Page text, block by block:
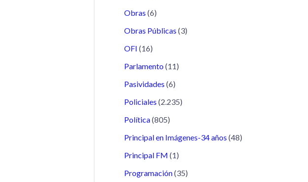
Obras (6)
Obras Públicas (3)
OFI (16)
Parlamento (11)
Pasividades (6)
Policiales (2.235)
Política(805)
Principal en Imágenes-34 años (48)
Principal FM (1)
Programación(35)